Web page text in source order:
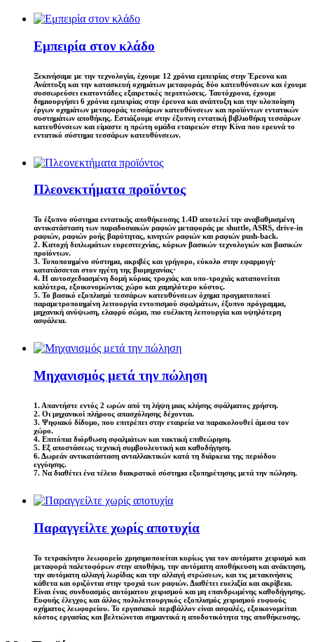
Εμπειρία στον κλάδο
Ξεκινήσαμε με την τεχνολογία, έχουμε 12 χρόνια εμπειρίας στην Έρευνα και
Ανάπτυξη και την κατασκευή οχημάτων μεταφοράς δύο κατευθύνσεων και έχουμε
συσσωρεύσει εκατοντάδες εξαιρετικές περιπτώσεις. Ταυτόχρονα, έχουμε
δημιουργήσει 6 χρόνια εμπειρίας στην έρευνα και ανάπτυξη και την υλοποίηση
έργων οχημάτων μεταφοράς τεσσάρων κατευθύνσεων και προϊόντων εντατικών
συστημάτων αποθήκης. Εστιάζουμε στην έξυπνη εντατική βιβλιοθήκη τεσσάρων
κατευθύνσεων και είμαστε η πρώτη ομάδα εταιρειών στην Κίνα που ερευνά το
εντατικό σύστημα τεσσάρων κατευθύνσεων.
Πλεονεκτήματα προϊόντος
Το έξυπνο σύστημα εντατικής αποθήκευσης 1.4D αποτελεί την αναβαθμισμένη
αντικατάσταση των παραδοσιακών ραφιών μεταφοράς με shuttle, ASRS, drive-in
ραφιών, ραφιών ροής βαρύτητας, κινητών ραφιών και ραφιών push-back.
2. Κατοχή διπλωμάτων ευρεσιτεχνίας, κύριων βασικών τεχνολογιών και βασικών
προϊόντων.
3. Τυποποιημένο σύστημα, ακριβές και γρήγορο, εύκολο στην εφαρμογή·
κατατάσσεται στον ηγέτη της βιομηχανίας·
4. Η αυτοσχεδιασμένη δομή κύριας τροχιάς και υπο-τροχιάς καταπονείται
καλύτερα, εξοικονομώντας χώρο και χαμηλότερο κόστος.
5. Το βασικό εξοπλισμό τεσσάρων κατευθύνσεων όχημα πραγματοποιεί
παραμετροποιημένη λειτουργία εντοπισμού σφαλμάτων, έξυπνο πρόγραμμα,
μηχανική ανύψωση, ελαφρύ σώμα, πιο ευέλικτη λειτουργία και υψηλότερη
ασφάλεια.
Μηχανισμός μετά την πώληση
1. Απαντήστε εντός 2 ωρών από τη λήψη μιας κλήσης σφάλματος χρήστη.
2. Οι μηχανικοί πλήρους απασχόλησης δέχονται.
3. Ψηφιακό δίδυμο, που επιτρέπει στην εταιρεία να παρακολουθεί άμεσα τον
χώρο.
4. Επιτόπια διόρθωση σφαλμάτων και τακτική επιθεώρηση.
5. Εξ αποστάσεως τεχνική συμβουλευτική και καθοδήγηση.
6. Δωρεάν αντικατάσταση ανταλλακτικών κατά τη διάρκεια της περιόδου
εγγύησης.
7. Να διαθέτει ένα τέλειο διακρατικό σύστημα εξυπηρέτησης μετά την πώληση.
Παραγγείλτε χωρίς αποτυχία
Το τετρακίνητο λεωφορείο χρησιμοποιείται κυρίως για τον αυτόματο χειρισμό και
μεταφορά παλετοφόρων στην αποθήκη, την αυτόματη αποθήκευση και ανάκτηση,
την αυτόματη αλλαγή λωρίδας και την αλλαγή στρώσεων, και τις μετακινήσεις
κάθετα και οριζόντια στην τροχιά των ραφιών. Διαθέτει ευελιξία και ακρίβεια.
Είναι ένας συνδυασμός αυτόματου χειρισμού και μη επανδρωμένης καθοδήγησης.
Ευφυής έλεγχος και άλλος πολυλειτουργικός εξοπλισμός χειρισμού ευφυούς
οχήματος λεωφορείου. Το εργασιακό περιβάλλον είναι ασφαλές, εξοικονομείται
κόστος εργασίας και βελτιώνεται σημαντικά η αποδοτικότητα της αποθήκευσης.